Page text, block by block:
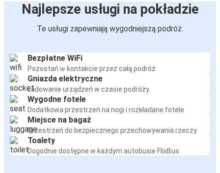
Najlepsze usługi na pokładzie
Te usługi zapewniają wygodniejszą podróż:
Bezpłatne WiFi
Pozostań w kontakcie przez całą podróż
Gniazda elektryczne
Ładowanie urządzeń w czasie podróży
Wygodne fotele
Dodatkowa przestrzeń na nogi i rozkładane fotele
Miejsce na bagaż
Przestrzeń do bezpiecznego przechowywania rzeczy
Toalety
Dogodnie dostępne w każdym autobusie FlixBus